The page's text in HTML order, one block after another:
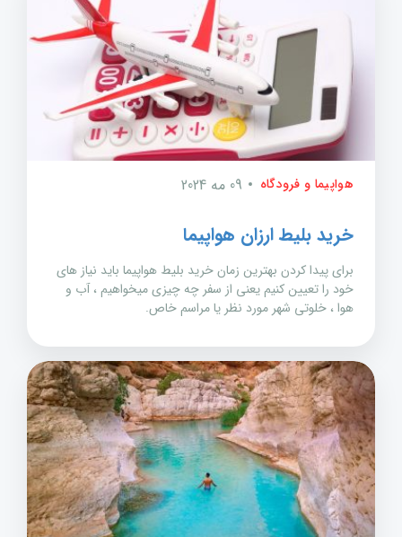
هواپیما و فرودگاه 09 مه 2024
خرید بلیط ارزان هواپیما
برای پیدا کردن بهترین زمان خرید بلیط هواپیما باید نیاز های
خود را تعیین کنیم یعنی از سفر چه چیزی میخواهیم ، آب و
هوا ، خلوتی شهر مورد نظر یا مراسم خاص.